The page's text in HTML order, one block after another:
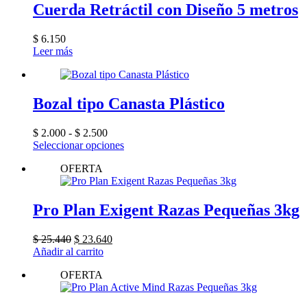
producto
Cuerda Retráctil con Diseño 5 metros
$ 6.150
Leer más
Bozal tipo Canasta Plástico
$ 2.000 - $ 2.500Rango
de
$ 2.000
$ 2.500
Seleccionar opcionesEste
múltiples
Las
opciones
página
OFERTA
Pro Plan Exigent Razas Pequeñas 3kg
$25.440 El
precio
era:
$ 25.440.
$ 23.640El
$ 23.640.
Añadir al carrito
OFERTA